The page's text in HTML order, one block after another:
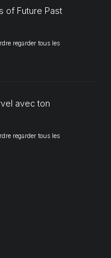
of Future Past
regarder tous les
avec ton
regarder tous les